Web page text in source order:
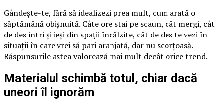
Gândește-te, fără să idealizezi prea mult, cum arată o
săptămână obișnuită. Câte ore stai pe scaun, cât mergi, cât
de des intri și ieși din spații încălzite, cât de des te vezi în
situații în care vrei să pari aranjată, dar nu scorțoasă.
Răspunsurile astea valorează mai mult decât orice trend.
Materialul schimbă totul, chiar dacă
uneori îl ignorăm